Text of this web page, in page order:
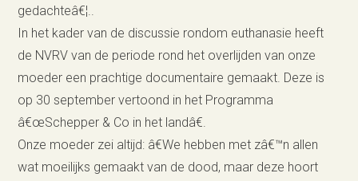
gedachteâ€¦..
In het kader van de discussie rondom euthanasie heeft
de NVRV van de periode rond het overlijden van onze
moeder een prachtige documentaire gemaakt. Deze is
op 30 september vertoond in het Programma
â€œSchepper & Co in het landâ€.
Onze moeder zei altijd: â€We hebben met zâ€™n allen
wat moeilijks gemaakt van de dood, maar deze hoort